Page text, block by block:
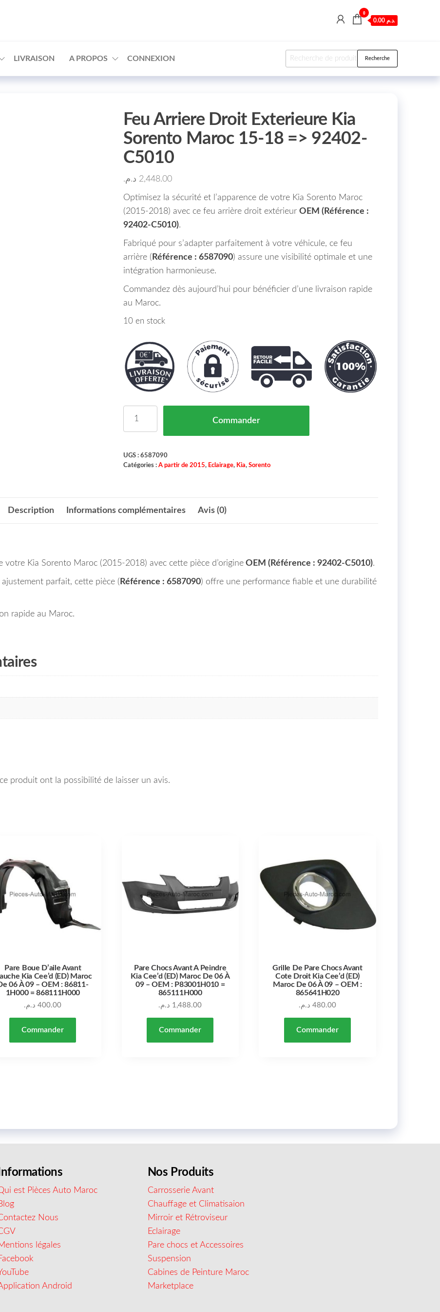
0
0.00 د.م.
LIVRAISON A PROPOS CONNEXION Recherche pour : Recherche
Feu Arriere Droit Exterieure Kia
Sorento Maroc 15-18 => 92402-
C5010
2,448.00 د.م.
Optimisez la sécurité et l’apparence de votre Kia Sorento Maroc
(2015-2018) avec ce feu arrière droit extérieur OEM (Référence :
92402-C5010).
Fabriqué pour s’adapter parfaitement à votre véhicule, ce feu
arrière ( Référence : 6587090) assure une visibilité optimale et une
intégration harmonieuse.
Commandez dès aujourd’hui pour bénéficier d’une livraison rapide
au Maroc.
10 en stock
Commander
UGS : 6587090
Catégories : A partir de 2015, Eclairage, Kia, Sorento
Description Informations complémentaires Avis (0)
votre Kia Sorento Maroc (2015-2018) avec cette pièce d’origine OEM (Référence : 92402-C5010).
parfait, cette pièce ( Référence : 6587090) offre une performance fiable et une durabilité
rapide au Maroc.
produit ont la possibilité de laisser un avis.
Pare Boue D’aile Avant
Kia Cee’d (ED) Maroc
06 À 09 – OEM : 86811-
1H000 = 868111H000
400.00 د.م.
Commander
Pare Chocs Avant A Peindre
Kia Cee’d (ED) Maroc De 06 À
09 – OEM : P83001H010 =
865111H000
1,488.00 د.م.
Commander
Grille De Pare Chocs Avant
Cote Droit Kia Cee’d (ED)
Maroc De 06 À 09 – OEM :
865641H020
480.00 د.م.
Commander
Informations
est Pièces Auto Maroc
Nous
légales
Android
Nos Produits
Carrosserie Avant
Chauffage et Climatisaion
Mirroir et Rétroviseur
Eclairage
Pare chocs et Accessoires
Suspension
Cabines de Peinture Maroc
Marketplace